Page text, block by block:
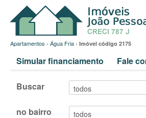
Apartamentos › Água Fria › Imóvel código 2175
Simular financiamento Fale
Buscar
no bairro